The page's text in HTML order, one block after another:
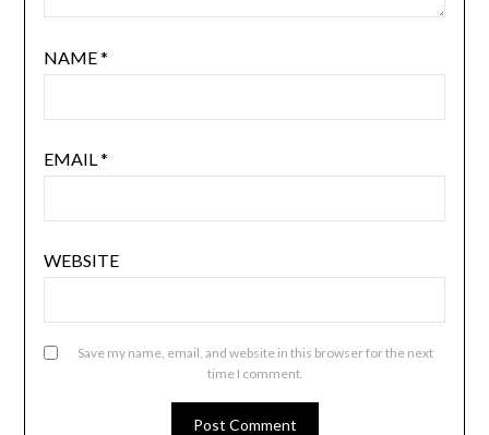
NAME*
EMAIL *
WEBSITE
Save my name, email, and website in this browser for the next
time I comment.